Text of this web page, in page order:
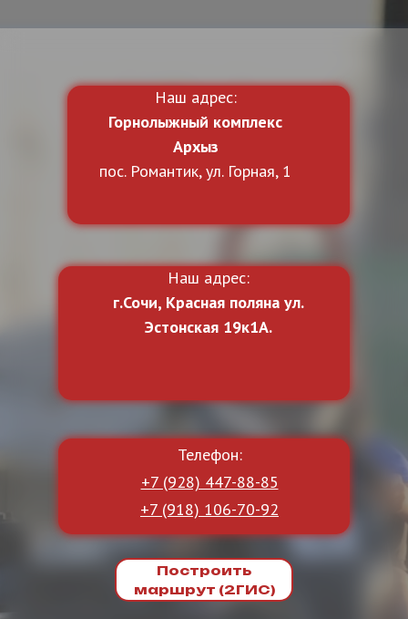
Наш адрес:
г.Сочи, Красная поляна ул.
Эстонская 19к1А.
+7 (918) 106-70-92
+7 (928) 447-88-85
Телефон:
Наш адрес:
Горнолыжный комплекс
Архыз
пос. Романтик, ул. Горная, 1
Построить
маршрут (2ГИС)